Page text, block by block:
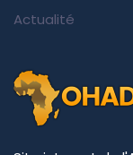
Actualité